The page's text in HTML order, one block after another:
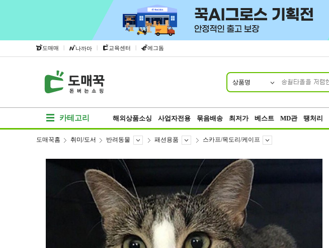
도매매 | 나까마 | 교육센터 | 에그돔
상품명
카테고리 해외상품소싱 사업자전용 묶음배송 최저가 베스트 MD관 땡처리
도매꾹홈 취미/도서 반려동물 패션용품 스카프/목도리/케이프